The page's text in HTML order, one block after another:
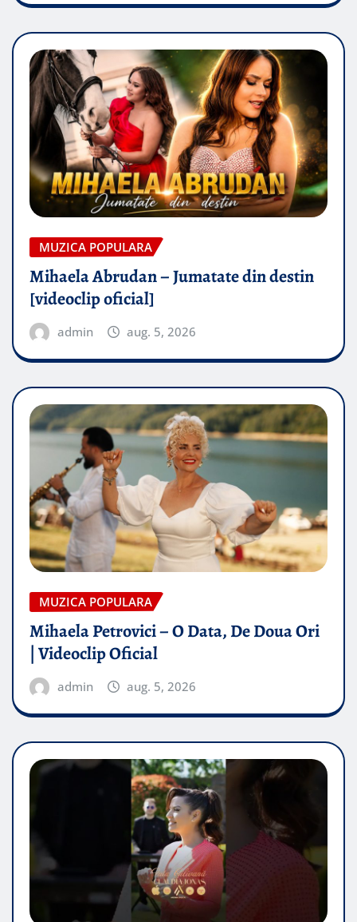
MUZICA POPULARA
Mihaela Abrudan – Jumatate din destin
[videoclip oficial]
admin aug. 5, 2026
MUZICA POPULARA
Mihaela Petrovici – O Data, De Doua Ori
| Videoclip Oficial
admin aug. 5, 2026